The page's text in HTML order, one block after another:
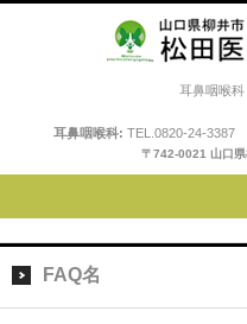
松田医院耳鼻咽喉
耳鼻咽喉科: TEL. 0820-24-3387
〒742-0021 山口
FAQ名